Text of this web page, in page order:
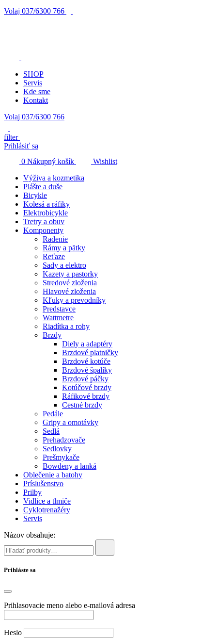
Volaj 037/6300 766
SHOP
Servis
Kde sme
Kontakt
Volaj 037/6300 766
filter
Prihlásiť sa
0 Nákupný košík
Wishlist
Výživa a kozmetika
Plášte a duše
Bicykle
Kolesá a ráfiky
Elektrobicykle
Tretry a obuv
Komponenty
Radenie
Rámy a pätky
Reťaze
Sady a elektro
Kazety a pastorky
Stredové zloženia
Hlavové zloženia
Kľuky a prevodníky
Predstavce
Wattmetre
Riadítka a rohy
Brzdy
Diely a adaptéry
Brzdové platničky
Brzdové kotúče
Brzdové špalíky
Brzdové páčky
Kotúčové brzdy
Ráfikové brzdy
Cestné brzdy
Pedále
Gripy a omotávky
Sedlá
Prehadzovače
Sedlovky
Prešmykače
Bowdeny a lanká
Oblečenie a batohy
Príslušenstvo
Prilby
Vidlice a tlmiče
Cyklotrenažéry
Servis
Názov obsahuje:
Prihláste sa
Prihlasovacie meno alebo e-mailová adresa
Heslo